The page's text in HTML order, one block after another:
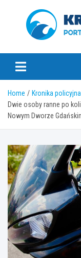
Home
Kronika policyjna
Dwie osoby ranne po
Nowym Dworze